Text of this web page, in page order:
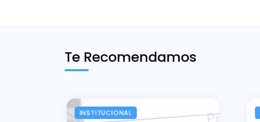
Te Recomendamos
INSTITUCIONAL